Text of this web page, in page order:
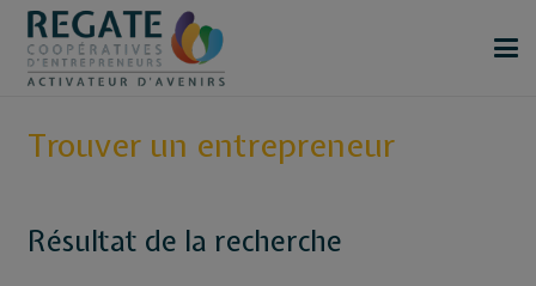
Trouver un entrepreneur
Résultat de la recherche